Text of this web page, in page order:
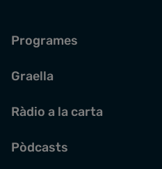
Programes
Graella
Ràdio a la carta
Pòdcasts